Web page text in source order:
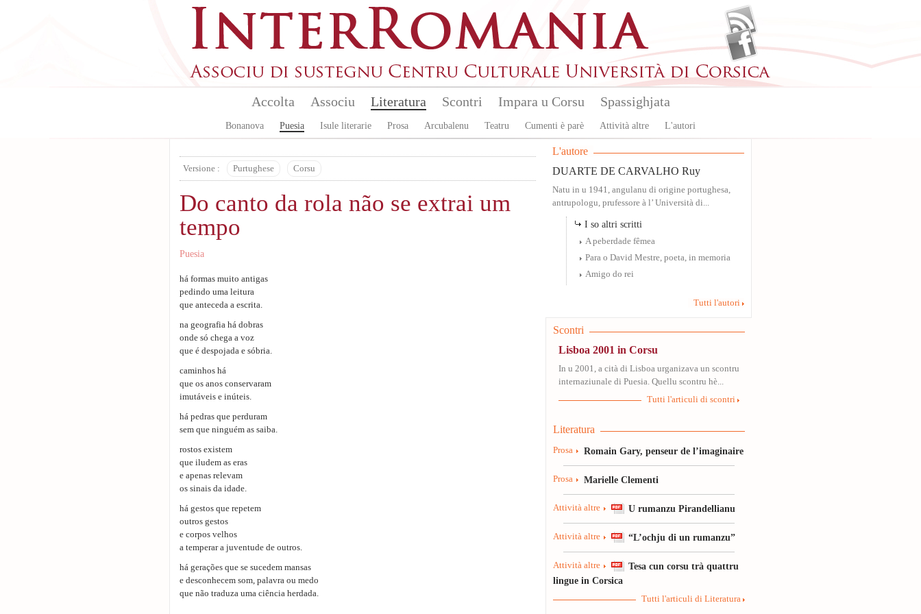
Accolta Associu Literatura
Bonanova Puesia Isule literarie Prosa Arcubalenu Teatru Cumenti è parè Attività altre L'autori
Scontri Impara u Corsu Spassighjata
Versione : Purtughese Corsu
Do canto da rola não se extrai um
tempo
Puesia
há formas muito antigas
pedindo uma leitura
que anteceda a escrita.
na geografia há dobras
onde só chega a voz
que é despojada e sóbria.
caminhos há
que os anos conservaram
imutáveis e inúteis.
há pedras que perduram
sem que ninguém as saiba.
rostos existem
que iludem as eras
e apenas relevam
os sinais da idade.
há gestos que repetem
outros gestos
e corpos velhos
a temperar a juventude de outros.
há gerações que se sucedem mansas
e desconhecem som, palavra ou medo
que não traduza uma ciência herdada.
L'autore
DUARTE DE CARVALHO Ruy
Natu in u 1941, angulanu di origine portughesa,
antrupologu, prufessore à l’ Università di...
I so altri scritti
A peberdade fêmea
Para o David Mestre, poeta, in memoria
Amigo do rei
Tutti l'autori
Scontri
Lisboa 2001 in Corsu
In u 2001, a cità di Lisboa urganizava un scontru
internaziunale di Puesia. Quellu scontru hè...
Tutti l'articuli di scontri
Literatura
Prosa Romain Gary, penseur de l’imaginaire
Prosa Marielle Clementi
Attività altre U rumanzu Pirandellianu
Attività altre “L’ochju di un rumanzu”
Attività altre
Tesa cun corsu trà quattru
lingue in Corsica
Tutti l'articuli di Literatura